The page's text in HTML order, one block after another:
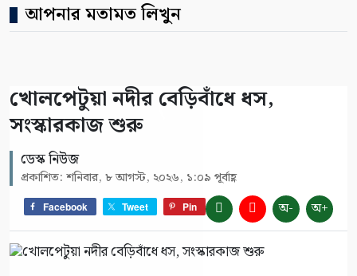
আপনার মতামত লিখুন
খোলপেটুয়া নদীর বেড়িবাঁধে ধস,
সংস্কারকাজ শুরু
ডেস্ক নিউজ
প্রকাশিত: শনিবার, ৮ আগস্ট, ২০২৬, ১:০৯ পূর্বাহ্ণ
Facebook Tweet Pin অ- অ+